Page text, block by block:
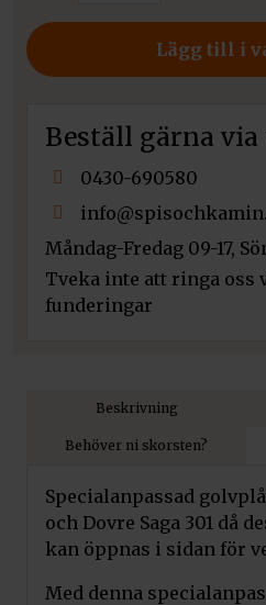
Lägg till i
Beställ gärna
0430-690580
Måndag-Fredag 09-17,
Tveka inte att ringa oss
funderingar
Beskrivning
Behöver ni skorsten?
Specialanpassad
och Dovre Saga 301 då
kan öppnas i sidan för
Med denna